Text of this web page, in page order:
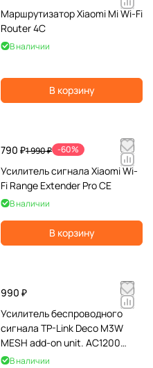
Маршрутизатор Xiaomi Mi Wi-Fi
Router 4C
В наличии
В корзину
790 ₽1 990 ₽ -60%
Усилитель сигнала Xiaomi Wi-
Fi Range Extender Pro CE
В наличии
В корзину
990 ₽
Усилитель беспроводного
сигнала TP-Link Deco M3W
MESH add-on unit. AC1200
Домашний Mesh Wi-Fi
В наличии